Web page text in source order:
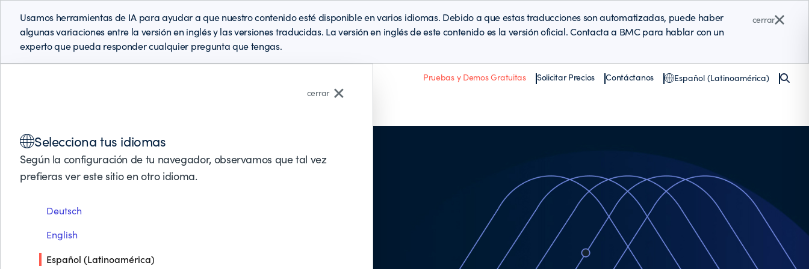
Pruebas y Demos Gratuitas Solicitar Precios Contáctanos Español (Latinoamérica)
Usamos herramientas de IA para ayudar a que nuestro contenido esté disponible en varios idiomas. Debido a que estas traducciones son automatizadas, puede haber
algunas variaciones entre la versión en inglés y las versiones traducidas. La versión en inglés de este contenido es la versión oficial. Contacta a BMC para hablar con un
experto que pueda responder cualquier pregunta que tengas.
cerrar
cerrar
Selecciona tus idiomas
Según la configuración de tu navegador, observamos que tal vez
prefieras ver este sitio en otro idioma.
Deutsch
English
Español (Latinoamérica)